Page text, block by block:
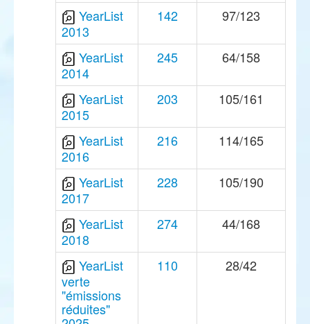
YearList
2013
142 97/123
YearList
2014
245 64/158
YearList
2015
203 105/161
YearList
2016
216 114/165
YearList
2017
228 105/190
YearList
2018
274 44/168
YearList
verte
"émissions
réduites"
110 28/42